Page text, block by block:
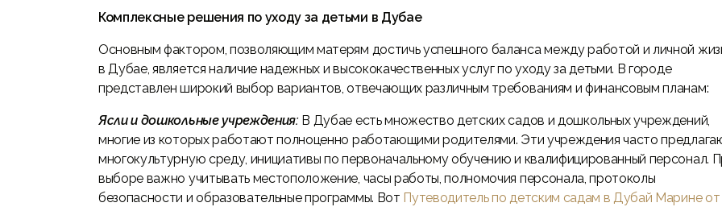
Комплексные решения по уходу за детьми в Дубае
Основным фактором, позволяющим матерям достичь успешного баланса между работой и личной
в Дубае, является наличие надежных и высококачественных услуг по уходу за детьми. В городе
представлен широкий выбор вариантов, отвечающих различным требованиям и финансовым планам:
Ясли и дошкольные учреждения: В Дубае есть множество детских садов и дошкольных учреждений,
многие из которых работают полноценно работающими родителями. Эти учреждения часто
многокультурную среду, инициативы по первоначальному обучению и квалифицированный персонал.
выборе важно учитывать местоположение, часы работы, полномочия персонала, протоколы
безопасности и образовательные программы. Вот Путеводитель по детским садам в Дубай Марине от